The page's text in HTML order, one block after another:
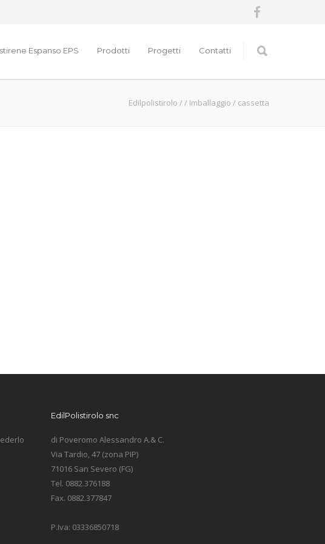
Espanso EPS Prodotti Progetti Contatti
Edilpolistirolo // Imballaggio / cassetta
EdilPolistirolo snc
di Poveromo Alessandro A.& C.
Via Tardio, 47 (zona PIP)
71016 San Severo (FG)
Tel. 0882.376188
Fax. 0882.377847
P.Iva: 03336850718